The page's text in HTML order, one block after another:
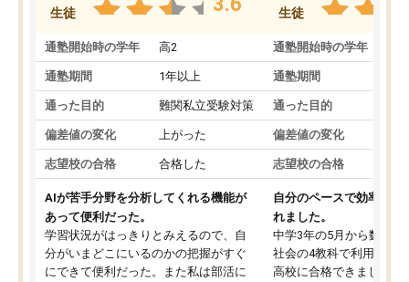
生徒
通塾開始時の学年 高2
通塾期間 1年以上
通った目的 難関私立受験対策
偏差値の変化 上がった
志望校の合格 合格した
AIが苦手分野を分析してくれる機能が
あって便利だった。
学習状況がはっきりとみえるので、自
分がいまどこにいるのかの把握がすぐ
にできて便利だった。また私は部活に
生徒
通塾開始時の学年
通塾期間
通った目的
偏差値の変化
志望校の合格
自分のペースで効率よく
れました。
中学3年の5月から数学・
社会の4教科で利用し、
高校に合格できました。